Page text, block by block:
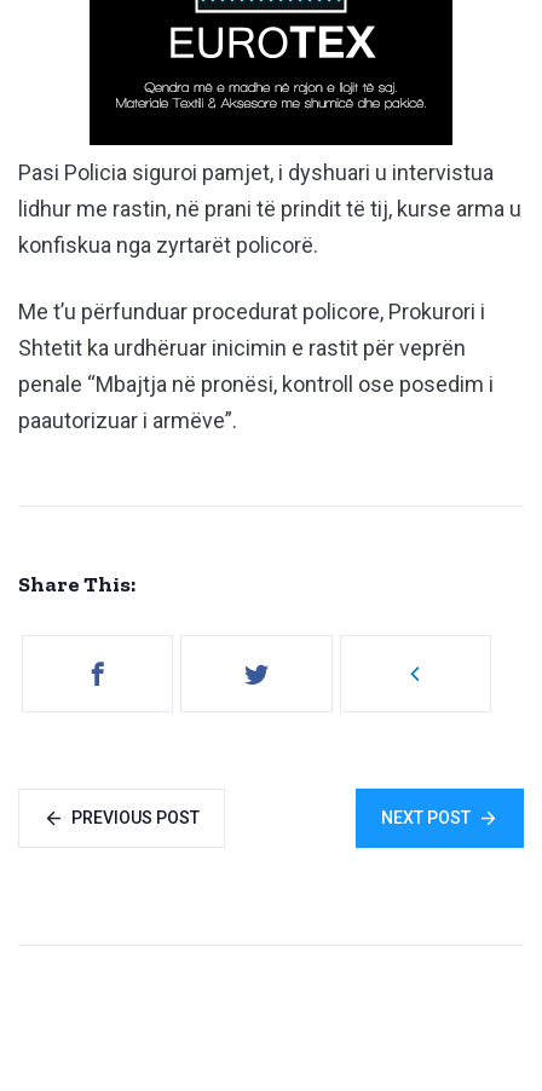
Pasi Policia siguroi pamjet, i dyshuari u intervistua
lidhur me rastin, në prani të prindit të tij, kurse arma u
konfiskua nga zyrtarët policorë.
Me t’u përfunduar procedurat policore, Prokurori i
Shtetit ka urdhëruar inicimin e rastit për veprën
penale “Mbajtja në pronësi, kontroll ose posedim i
paautorizuar i armëve”.
Share This:
PREVIOUS POST NEXT POST